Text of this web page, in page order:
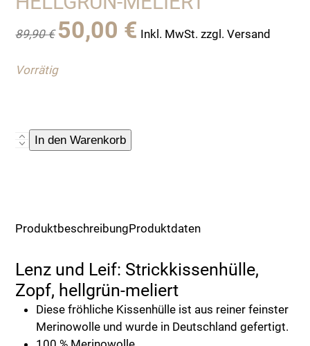
89,90€
Ursprünglicher
Preis
89,90 €
50,00 € Preis
Inkl. MwSt. zzgl. Versand
Vorrätig
Lenz
hellgrün-
Menge
In den Warenkorb
ProduktbeschreibungProduktdaten
Lenz und Leif: Strickkissenhülle,
Zopf, hellgrün-meliert
Diese fröhliche Kissenhülle ist aus reiner feinster
Merinowolle und wurde in Deutschland gefertigt.